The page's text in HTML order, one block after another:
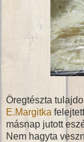
Öregtészta
E.Margitka
másnap jutott
Nem hagyta